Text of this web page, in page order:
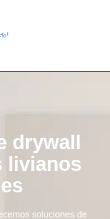
drywall
livianos
soluciones de